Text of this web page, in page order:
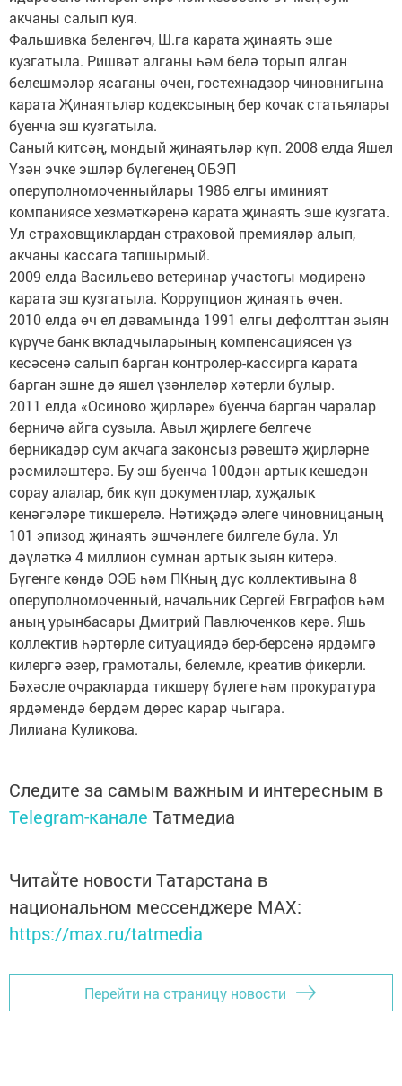
акчаны салып куя.
Фальшивка беленгәч, Ш.га карата җинаять эше
кузгатыла. Ришвәт алганы һәм белә торып ялган
белешмәләр ясаганы өчен, гостехнадзор чиновнигына
карата Җинаятьләр кодексының бер кочак статьялары
буенча эш кузгатыла.
Саный китсәң, мондый җинаятьләр күп. 2008 елда Яшел
Үзән эчке эшләр бүлегенең ОБЭП
оперуполномоченныйлары 1986 елгы иминият
компаниясе хезмәткәренә карата җинаять эше кузгата.
Ул страховщиклардан страховой премияләр алып,
акчаны кассага тапшырмый.
2009 елда Васильево ветеринар участогы мөдиренә
карата эш кузгатыла. Коррупцион җинаять өчен.
2010 елда өч ел дәвамында 1991 елгы дефолттан зыян
күрүче банк вкладчыларының компенсациясен үз
кесәсенә салып барган контролер-кассирга карата
барган эшне дә яшел үзәнлеләр хәтерли булыр.
2011 елда «Осиново җирләре» буенча барган чаралар
берничә айга сузыла. Авыл җирлеге белгече
берникадәр сум акчага законсыз рәвештә җирләрне
рәсмиләштерә. Бу эш буенча 100дән артык кешедән
сорау алалар, бик күп документлар, хуҗалык
кенәгәләре тикшерелә. Нәтиҗәдә әлеге чиновницаның
101 эпизод җинаять эшчәнлеге билгеле була. Ул
дәүләткә 4 миллион сумнан артык зыян китерә.
Бүгенге көндә ОЭБ һәм ПКның дус коллективына 8
оперуполномоченный, начальник Сергей Евграфов һәм
аның урынбасары Дмитрий Павлюченков керә. Яшь
коллектив һәртөрле ситуациядә бер-берсенә ярдәмгә
килергә әзер, грамоталы, белемле, креатив фикерли.
Бәхәсле очракларда тикшерү бүлеге һәм прокуратура
ярдәмендә бердәм дөрес карар чыгара.
Лилиана Куликова.
Следите за самым важным и интересным в
Telegram-канале Татмедиа
Читайте новости Татарстана в
национальном мессенджере MАХ:
https://max.ru/tatmedia
Перейти на страницу новости